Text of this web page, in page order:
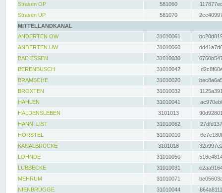
Strasen OP
581060
Strasen UP
581070
MITTELLANDKANAL
ANDERTEN OW
31010061
ANDERTEN UW
31010060
BAD ESSEN
31010030
BERENBUSCH
31010042
BRAMSCHE
31010020
BROXTEN
31010032
HAHLEN
31010041
HALDENSLEBEN
3101013
HANN. LIST
31010062
HÖRSTEL
31010010
KANALBRÜCKE
3101018
LOHNDE
31010050
LÜBBECKE
31010031
MEHRUM
31010071
NIENBRÜGGE
31010044